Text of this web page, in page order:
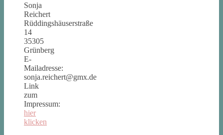
Sonja
Reichert
Rüddingshäuserstraße
14
35305
Grünberg
E-
Mailadresse:
sonja.reichert@gmx.de
Link
zum
Impressum:
hier
klicken